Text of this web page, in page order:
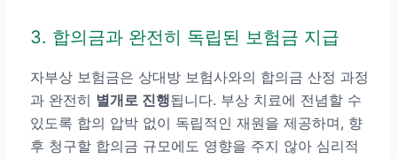
3. 합의금과 완전히 독립된 보험금 지급
자부상 보험금은 상대방 보험사와의 합의금 산정 과정
과 완전히 별개로 진행됩니다. 부상 치료에 전념할 수
있도록 합의 압박 없이 독립적인 재원을 제공하며, 향
후 청구할 합의금 규모에도 영향을 주지 않아 심리적